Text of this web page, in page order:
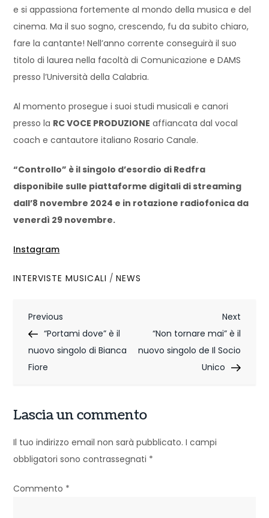
e si appassiona fortemente al mondo della musica e del
cinema. Ma il suo sogno, crescendo, fu da subito chiaro,
fare la cantante! Nell’anno corrente conseguirà il suo
titolo di laurea nella facoltà di Comunicazione e DAMS
presso l’Università della Calabria.
Al momento prosegue i suoi studi musicali e canori
presso la RC VOCE PRODUZIONE affiancata dal vocal
coach e cantautore italiano Rosario Canale.
“Controllo” è il singolo d’esordio di Redfra
disponibile sulle piattaforme digitali di streaming
dall’8 novembre 2024 e in rotazione radiofonica da
venerdì 29 novembre.
Instagram
INTERVISTE MUSICALI /NEWS
N
a
v
g
a
z
i
Previous
Post
Previous
“Portami dove” è il
nuovo singolo di Bianca
Fiore
Next
Post
Next
“Non tornare mai” è il
nuovo singolo de Il Socio
Unico
Lascia un commento
Il tuo indirizzo email non sarà pubblicato. I campi
obbligatori sono contrassegnati *
Commento *